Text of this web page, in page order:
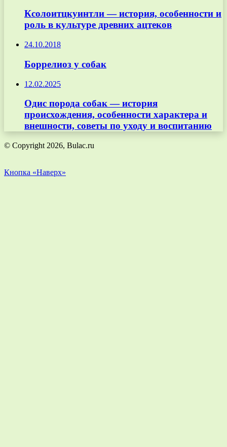
Ксолоитцкуинтли — история, особенности и
роль в культуре древних ацтеков
24.10.2018
Боррелиоз у собак
12.02.2025
Одис порода собак — история
происхождения, особенности характера и
внешности, советы по уходу и воспитанию
© Copyright 2026, Bulac.ru
Кнопка «Наверх»